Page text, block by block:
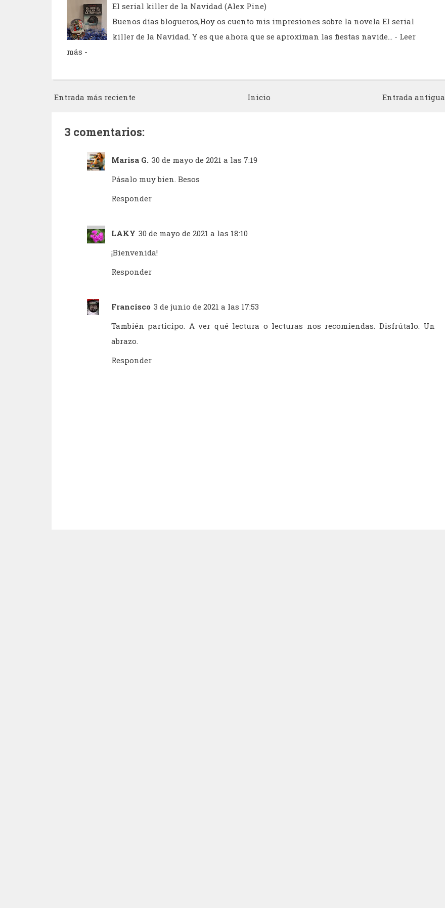
El serial killer de la Navidad (Alex Pine)
Buenos días blogueros,Hoy os cuento mis impresiones sobre la novela El serial
killer de la Navidad. Y es que ahora que se aproximan las fiestas navide…
- Leer
más -
Entrada más reciente Entrada antigua
Inicio
3 comentarios:
Marisa G. 30 de mayo de 2021 a las 7:19
Pásalo muy bien. Besos
Responder
LAKY 30 de mayo de 2021 a las 18:10
¡Bienvenida!
Responder
Francisco 3 de junio de 2021 a las 17:53
También participo. A ver qué lectura o lecturas nos recomiendas. Disfrútalo. Un
abrazo.
Responder